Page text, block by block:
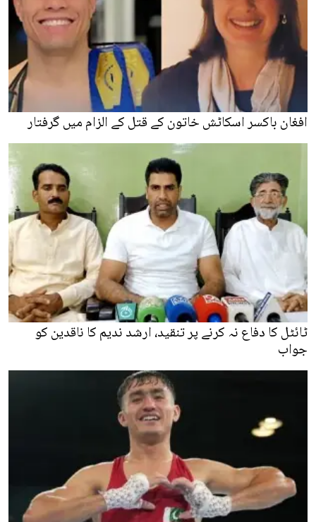
افغان باکسر اسکاٹش خاتون کے قتل کے الزام میں گرفتار
ٹائٹل کا دفاع نہ کرنے پر تنقید، ارشد ندیم کا ناقدین کو
جواب